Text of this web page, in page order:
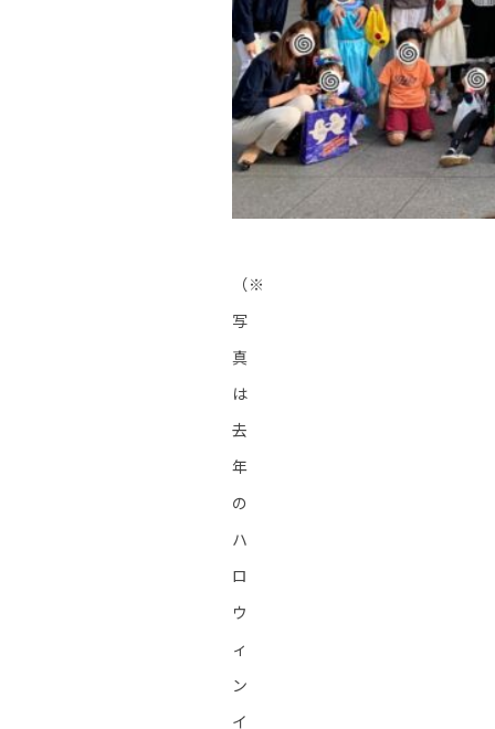
（※
写
真
は
去
年
の
ハ
ロ
ウ
ィ
ン
イ